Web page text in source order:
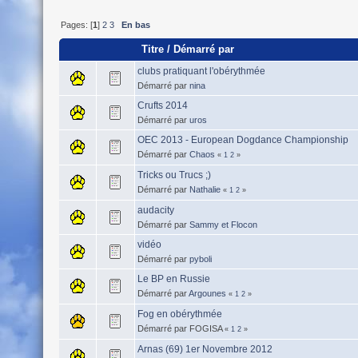
Pages: [1 ] 2 3 En bas
Titre/ Démarré par
clubs pratiquant l'obérythmée
Démarré par nina
Crufts 2014
Démarré par uros
OEC 2013 - European Dogdance Championship
Démarré par Chaos « 1 2»
Tricks ou Trucs ;)
Démarré par Nathalie « 1 2»
audacity
Démarré par Sammy et Flocon
vidéo
Démarré par pyboli
Le BP en Russie
Démarré parArgounes « 1 2»
Fog en obérythmée
Démarré par FOGISA « 1 2»
Arnas (69) 1er Novembre 2012